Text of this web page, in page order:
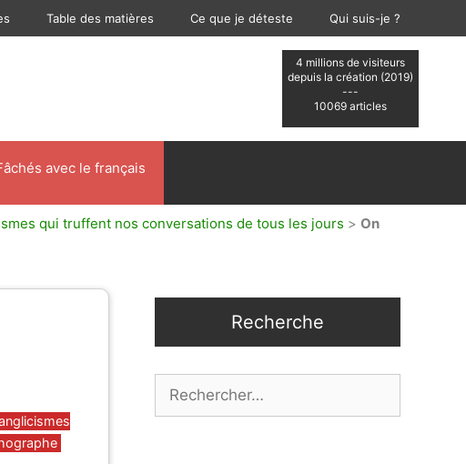
Table des matières Ce que je déteste Qui suis-je ?
4 millions de visiteurs
depuis la création (2019)
---
10069 articles
avec le français
qui truffent nos conversations de tous les jours > On
Recherche